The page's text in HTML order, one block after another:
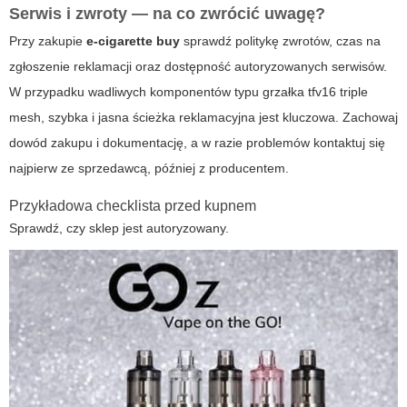
Serwis i zwroty — na co zwrócić uwagę?
Przy zakupie e-cigarette buy sprawdź politykę zwrotów, czas na
zgłoszenie reklamacji oraz dostępność autoryzowanych serwisów.
W przypadku wadliwych komponentów typu grzałka tfv16 triple
mesh, szybka i jasna ścieżka reklamacyjna jest kluczowa. Zachowaj
dowód zakupu i dokumentację, a w razie problemów kontaktuj się
najpierw ze sprzedawcą, później z producentem.
Przykładowa checklista przed kupnem
Sprawdź, czy sklep jest autoryzowany.